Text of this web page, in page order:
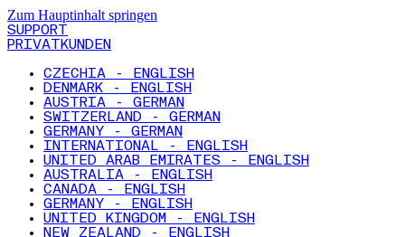
Zum Hauptinhalt springen
SUPPORT
PRIVATKUNDEN
CZECHIA - ENGLISH
DENMARK - ENGLISH
AUSTRIA - GERMAN
SWITZERLAND - GERMAN
GERMANY - GERMAN
INTERNATIONAL - ENGLISH
UNITED ARAB EMIRATES - ENGLISH
AUSTRALIA - ENGLISH
CANADA - ENGLISH
GERMANY - ENGLISH
UNITED KINGDOM - ENGLISH
NEW ZEALAND - ENGLISH